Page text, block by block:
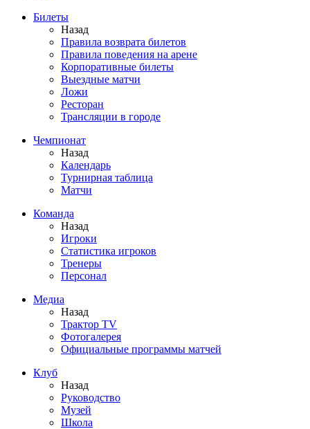
Билеты
Назад
Правила возврата билетов
Правила поведения на арене
Корпоративные билеты
Выездные матчи
Ложи
Ресторан
Трансляции в городе
Чемпионат
Назад
Календарь
Турнирная таблица
Матчи
Команда
Назад
Игроки
Статистика игроков
Тренеры
Персонал
Медиа
Назад
Трактор TV
Фотогалерея
Официальные программы матчей
Клуб
Назад
Руководство
Музей
Школа